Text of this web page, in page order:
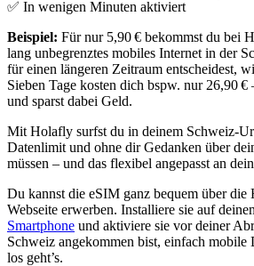
✅ In wenigen Minuten aktiviert
Beispiel: Für nur 5,90 € bekommst du bei
lang unbegrenztes mobiles Internet in der
für einen längeren Zeitraum entscheidest,
Sieben Tage kosten dich bspw. nur 26,90
und sparst dabei Geld.
Mit Holafly surfst du in deinem Schweiz-
Datenlimit und ohne dir Gedanken über
müssen – und das flexibel angepasst an
Du kannst die eSIM ganz bequem über
Webseite erwerben. Installiere sie auf
Smartphone und aktiviere sie vor deiner
Schweiz angekommen bist, einfach mobile
los geht’s.